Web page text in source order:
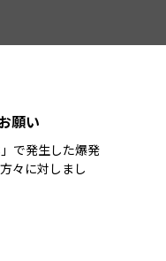
願い
で発生した爆発
々に対しまし